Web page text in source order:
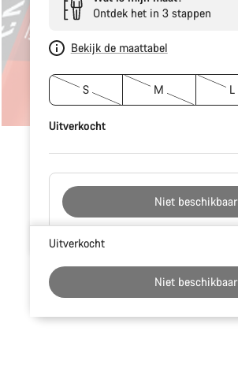
Ontdek het in 3 stappen
Bekijk de maattabel
S M L
Uitverkocht
Niet beschikbaar
Redenen
te
kopen
Uitverkocht
Niet beschikbaar